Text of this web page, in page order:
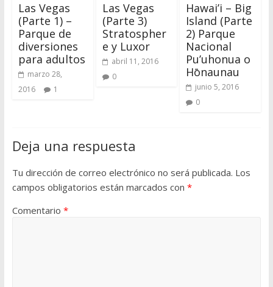
Las Vegas
(Parte 1) –
Parque de
diversiones
para adultos
marzo 28,
2016
1
Las Vegas
(Parte 3)
Stratospher
e y Luxor
abril 11, 2016
0
Hawai’i – Big
Island (Parte
2) Parque
Nacional
Pu’uhonua o
Hōnaunau
junio 5, 2016
0
Deja una respuesta
Tu dirección de correo electrónico no será publicada. Los
campos obligatorios están marcados con *
Comentario *